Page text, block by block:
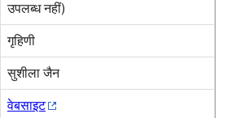
उपलब्ध नहीं)
गृहिणी
सुशीला जैन
वेबसाइट